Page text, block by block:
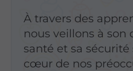
À travers des
nous veillons à son
santé et sa
cœur de nos